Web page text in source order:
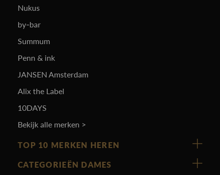
Nukus
by-bar
Summum
Penn & ink
JANSEN Amsterdam
Alix the Label
10DAYS
Bekijk alle merken >
TOP 10 MERKEN HEREN
Vanguard
CATEGORIEËN DAMES